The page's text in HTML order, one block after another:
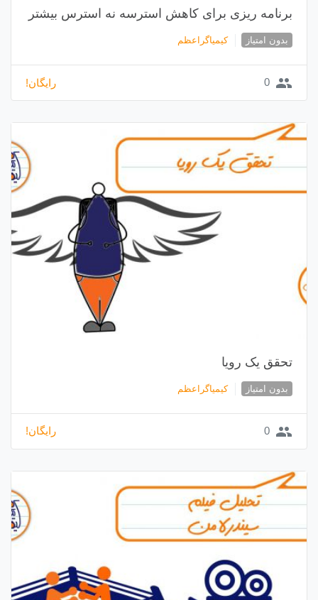
برنامه ریزی برای کاهش استرسه نه استرس بیشتر
بدون امتیاز کیمیاگراعظم
group
0 رایگان!
تحقق یک رویا
بدون امتیاز کیمیاگراعظم
group
0 رایگان!